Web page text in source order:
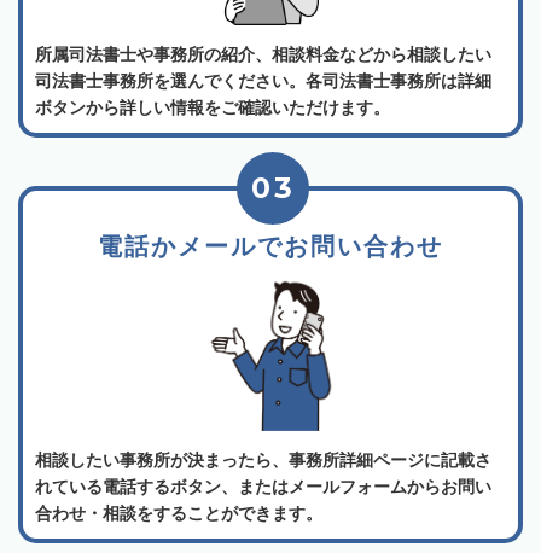
所属司法書士や事務所の紹介、相談料金などから相談したい
司法書士事務所を選んでください。各司法書士事務所は詳細
ボタンから詳しい情報をご確認いただけます。
電話かメールでお問い合わせ
03
相談したい事務所が決まったら、事務所詳細ページに記載さ
れている電話するボタン、またはメールフォームからお問い
合わせ・相談をすることができます。